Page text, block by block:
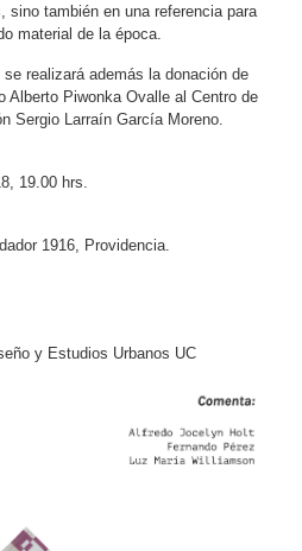
sino también en una referencia para
material de la época.
realizará además la donación de
Alberto Piwonka Ovalle al Centro de
Sergio Larraín García Moreno.
19.00 hrs.
1916, Providencia.
y Estudios Urbanos UC